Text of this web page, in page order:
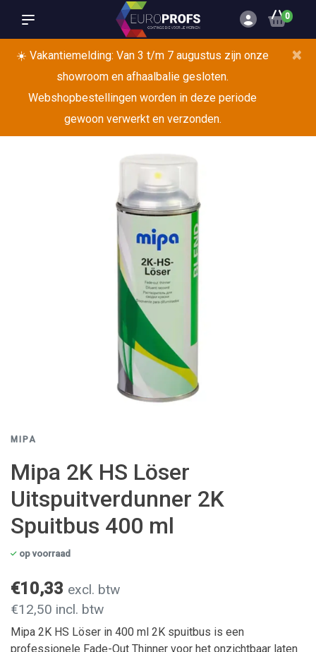
0
☀️ Vakantiemelding: Van 3 t/m 7 augustus zijn onze
showroom en afhaalbalie gesloten.
Webshopbestellingen worden in deze periode
gewoon verwerkt en verzonden.
×
MIPA
Mipa 2K HS Löser
Uitspuitverdunner 2K
Spuitbus 400 ml
op voorraad
€10,33 excl. btw
€12,50 incl. btw
Mipa 2K HS Löser in 400 ml 2K spuitbus is een
professionele Fade-Out Thinner voor het onzichtbaar laten